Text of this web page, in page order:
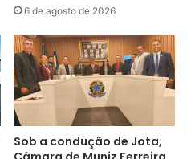
6 de agosto de 2026
Sob a condução de Jota,